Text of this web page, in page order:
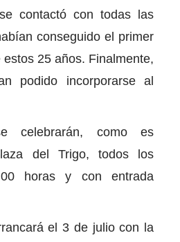
contactó con todas las
conseguido el primer
25 años. Finalmente,
podido incorporarse al
celebrarán, como es
del Trigo, todos los
horas y con entrada
el 3 de julio con la